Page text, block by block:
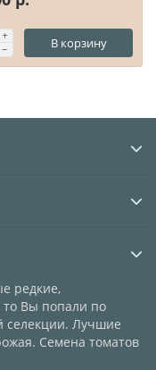
В корзину
редкие,
то Вы попали по
селекции. Лучшие
Семена томатов